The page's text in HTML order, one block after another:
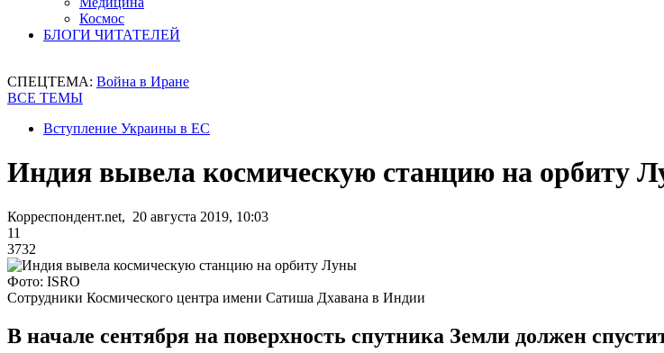
Космос
БЛОГИ ЧИТАТЕЛЕЙ
СПЕЦТЕМА: Война в Иране
ВСЕ ТЕМЫ
Вступление Украины в ЕС
Индия вывела космическую станцию на орбиту
Корреспондент.net, 20 августа 2019, 10:03
11
3732
Фото: ISRO
Сотрудники Космического центра имени Сатиша Дхавана в Индии
В начале сентября на поверхность спутника Земли должен